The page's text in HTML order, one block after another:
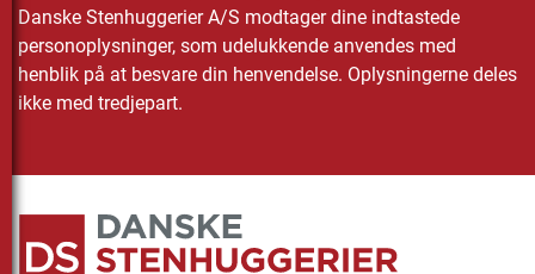
Danske Stenhuggerier A/S modtager dine indtastede
personoplysninger, som udelukkende anvendes med
henblik på at besvare din henvendelse. Oplysningerne deles
ikke med tredjepart.